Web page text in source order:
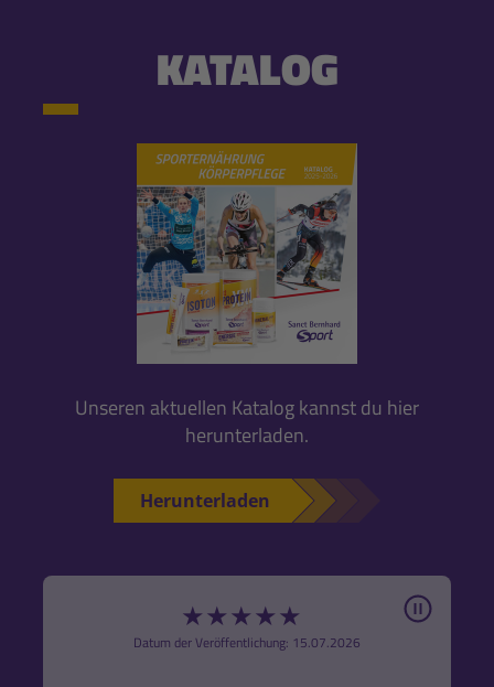
KATALOG
Unseren aktuellen Katalog kannst du hier
herunterladen.
Herunterladen
★★★★★
Datum der Veröffentlichung: 15.07.2026
Pause